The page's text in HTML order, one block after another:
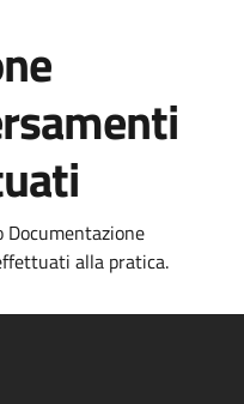
Documentazione
alla pratica.